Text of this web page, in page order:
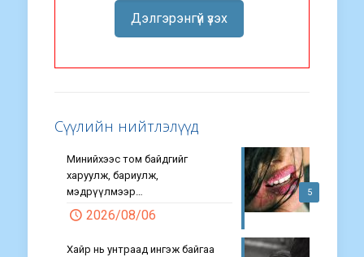
Дэлгэрэнгүй үзэх
Сүүлийн нийтлэлүүд
5
Минийхээс том байдгийг
харуулж, бариулж,
мэдрүүлмээр…
2026/08/06
Хайр нь унтраад ингэж байгаа